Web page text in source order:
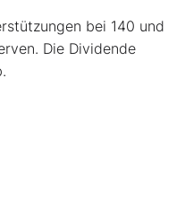
bei 140 und
Die Dividende